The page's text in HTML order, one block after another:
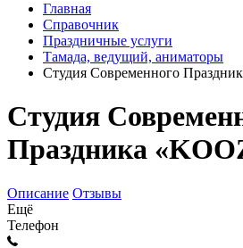
Главная
Справочник
Праздничные услуги
Тамада, ведущий, аниматоры
Студия Современного
Студия
Праздника
Описание Отзывы
Ещё
Телефон